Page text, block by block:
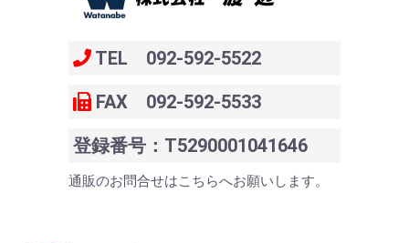
TEL 092-592-5522
FAX 092-592-5533
登録番号：T5290001041646
通販のお問合せはこちらへお願いします。